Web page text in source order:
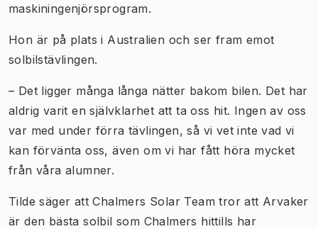
maskiningenjörsprogram.
Hon är på plats i Australien och ser fram emot
solbilstävlingen.
– Det ligger många långa nätter bakom bilen. Det har
aldrig varit en självklarhet att ta oss hit. Ingen av oss
var med under förra tävlingen, så vi vet inte vad vi
kan förvänta oss, även om vi har fått höra mycket
från våra alumner.
Tilde säger att Chalmers Solar Team tror att Arvaker
är den bästa solbil som Chalmers hittills har